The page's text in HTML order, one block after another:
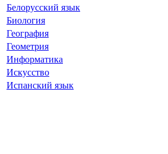
Белорусский язык
Биология
География
Геометрия
Информатика
Искусство
Испанский язык